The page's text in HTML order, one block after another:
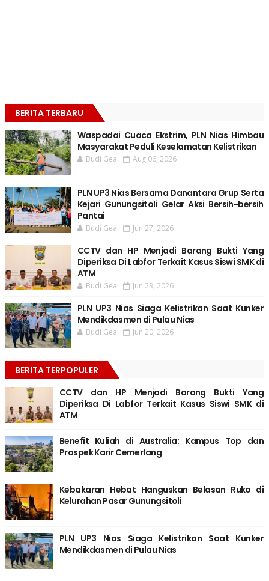
BERITA TERBARU
Waspadai Cuaca Ekstrim, PLN Nias Himbau
Masyarakat Peduli Keselamatan Kelistrikan
Budi Gea Aug 06, 2026
PLN UP3 Nias Bersama Danantara Grup Serta
Kejari Gunungsitoli Gelar Aksi Bersih-bersih
Pantai
Budi Gea Jun 27, 2026
CCTV dan HP Menjadi Barang Bukti Yang
Diperiksa Di Labfor Terkait Kasus Siswi SMK di
ATM
Budi Gea Jun 23, 2026
PLN UP3 Nias Siaga Kelistrikan Saat Kunker
Mendikdasmen di Pulau Nias
Budi Gea Jun 20, 2026
BERITA TERPOPULER
CCTV dan HP Menjadi Barang Bukti Yang
Diperiksa Di Labfor Terkait Kasus Siswi SMK di
ATM
Benefit Kuliah di Australia: Kampus Top dan
Prospek Karir Cemerlang
Kebakaran Hebat Hanguskan Belasan Ruko di
Kelurahan Pasar Gunungsitoli
PLN UP3 Nias Siaga Kelistrikan Saat Kunker
Mendikdasmen di Pulau Nias